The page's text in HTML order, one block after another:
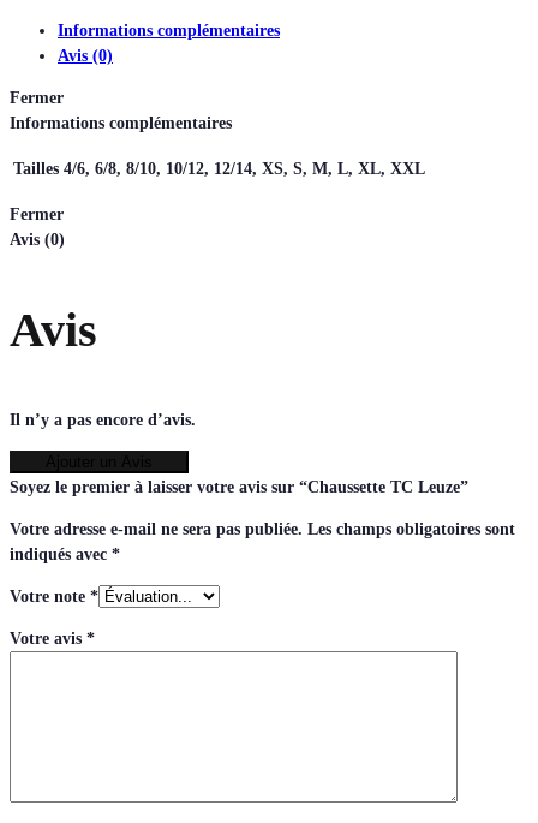
Informations complémentaires
Avis (0)
Fermer
Informations complémentaires
Tailles 4/6, 6/8, 8/10, 10/12, 12/14, XS, S, M, L, XL, XXL
Fermer
Avis (0)
Avis
Il n’y a pas encore d’avis.
Soyez le premier à laisser votre avis sur “Chaussette TC Leuze”
Votre adresse e-mail ne sera pas publiée. Les champs obligatoires sont
indiqués avec *
Votre note *
Votre avis *